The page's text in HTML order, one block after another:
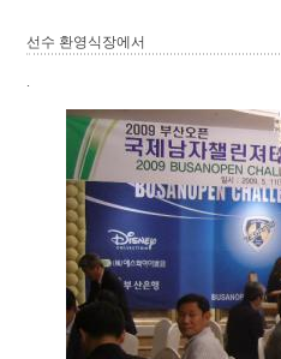
선수 환영식장에서
.